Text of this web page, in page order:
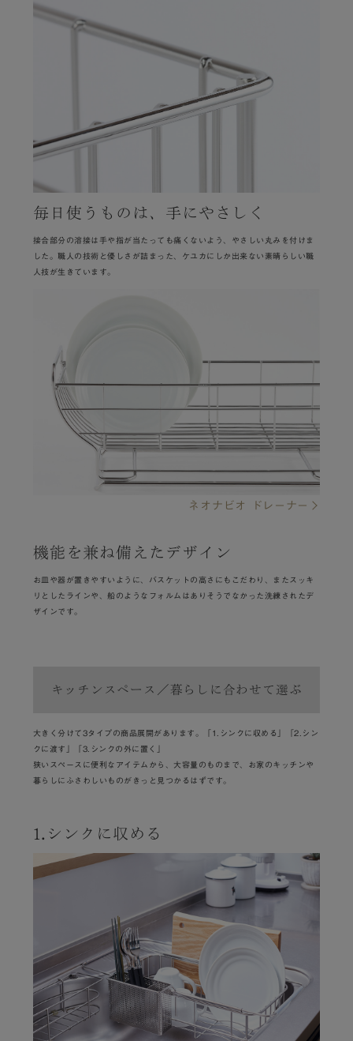
毎日使うものは、手にやさしく
接合部分の溶接は手や指が当たっても痛くないよう、やさしい丸みを付けま
した。職人の技術と優しさが詰まった、ケユカにしか出来ない素晴らしい職
人技が生きています。
ネオナビオ ドレーナー
機能を兼ね備えたデザイン
お皿や器が置きやすいように、バスケットの高さにもこだわり、またスッキ
リとしたラインや、船のようなフォルムはありそうでなかった洗練されたデ
ザインです。
キッチンスペース／暮らしに合わせて選ぶ
大きく分けて3タイプの商品展開があります。「1.シンクに収める」「2.シン
クに渡す」「3.シンクの外に置く」
狭いスペースに便利なアイテムから、大容量のものまで、お家のキッチンや
暮らしにふさわしいものがきっと見つかるはずです。
1.シンクに収める